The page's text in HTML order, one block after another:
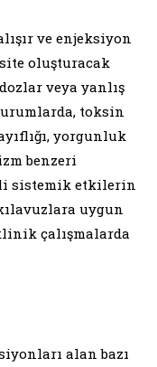
ve enjeksiyon
oluşturacak
veya yanlış
toksin
yorgunluk
benzeri
sistemik etkilerin
uygun
çalışmalarda
alan bazı